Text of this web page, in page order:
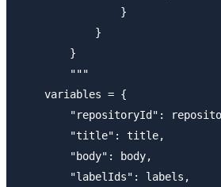
                }
            }
        }
        """
    variables = {
"repositoryId":
        "title": title,
        "body": body,
        "labelIds": labels,